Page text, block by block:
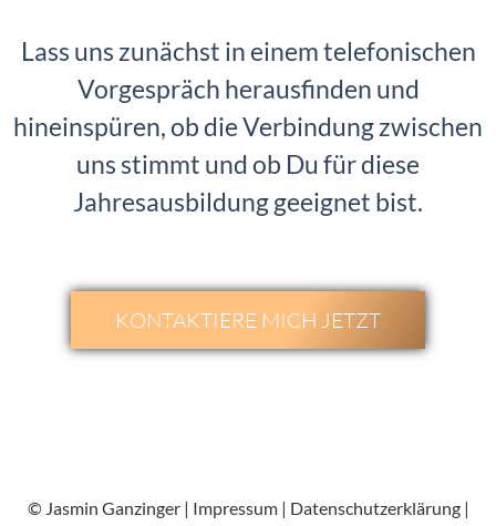
Lass uns zunächst in einem telefonischen
Vorgespräch herausfinden und
hineinspüren, ob die Verbindung zwischen
uns stimmt und ob Du für diese
Jahresausbildung geeignet bist.
KONTAKTIERE MICH JETZT
© Jasmin Ganzinger | Impressum | Datenschutzerklärung |